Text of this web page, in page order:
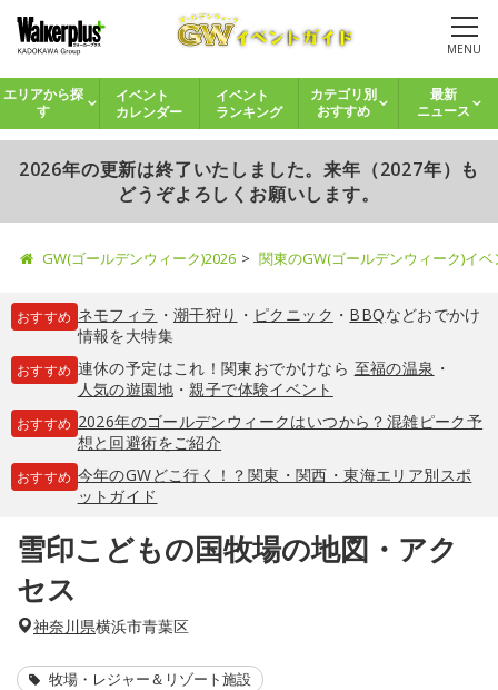
MENU
エリアから探
す
イベント
カレンダー
イベント
ランキング
カテゴリ別
おすすめ
最新
ニュース
2026年の更新は終了いたしました。来年（2027年）も
どうぞよろしくお願いします。
GW(ゴールデンウィーク)2026 関東のGW(ゴールデンウィーク)イ
おすすめ ネモフィラ ・ 潮干狩り ・ ピクニック ・ BBQなどおでかけ
情報を大特集
おすすめ 連休の予定はこれ！関東おでかけなら 至福の温泉 ・
人気の遊園地・親子で体験イベント
おすすめ 2026年のゴールデンウィークはいつから？混雑ピーク予
想と回避術をご紹介
おすすめ 今年のGWどこ行く！？関東・関西・東海エリア別スポ
ットガイド
雪印こどもの国牧場の地図・アク
セス
神奈川県横浜市青葉区
牧場・レジャー＆リゾート施設